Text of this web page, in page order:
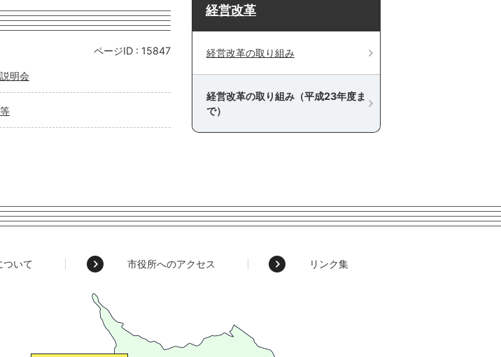
ページID : 15847
明会
経営改革
経営改革の取り組み
経営改革の取り組み（平成23年度ま
で）
ついて 市役所へのアクセス リンク集